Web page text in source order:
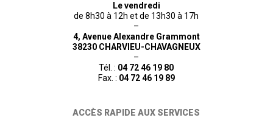
Le vendredi
de 8h30 à 12h et de 13h30 à 17h
–
4, Avenue Alexandre Grammont
38230 CHARVIEU-CHAVAGNEUX
–
Tél. : 04 72 46 19 80
Fax. : 04 72 46 19 89
ACCÈS RAPIDE AUX SERVICES